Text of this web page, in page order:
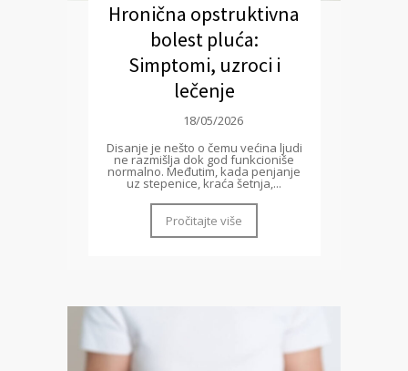
Hronična opstruktivna
bolest pluća:
Simptomi, uzroci i
lečenje
18/05/2026
Disanje je nešto o čemu većina ljudi
ne razmišlja dok god funkcioniše
normalno. Međutim, kada penjanje
uz stepenice, kraća šetnja,...
Pročitajte više